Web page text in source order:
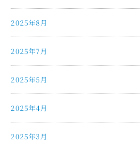
2025年8月
2025年7月
2025年5月
2025年4月
2025年3月